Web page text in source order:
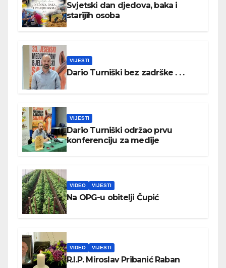
Svjetski dan djedova, baka i
starijih osoba
VIJESTI
Dario Turniški bez zadrške . . .
VIJESTI
Dario Turniški održao prvu
konferenciju za medije
VIDEO VIJESTI
Na OPG-u obitelji Čupić
VIDEO VIJESTI
R.I.P. Miroslav Pribanić Raban